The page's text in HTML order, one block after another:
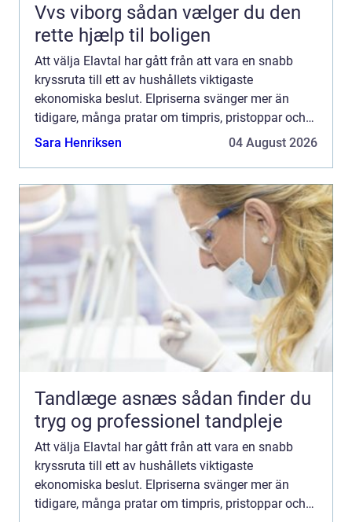
Vvs viborg sådan vælger du den
rette hjælp til boligen
Att välja Elavtal har gått från att vara en snabb
kryssruta till ett av hushållets viktigaste
ekonomiska beslut. Elpriserna svänger mer än
tidigare, många pratar om timpris, pristoppar och
elområden och samtidigt vill fler ta ansvar för
Sara Henriksen 04 August 2026
Tandlæge asnæs sådan finder du
tryg og professionel tandpleje
Att välja Elavtal har gått från att vara en snabb
kryssruta till ett av hushållets viktigaste
ekonomiska beslut. Elpriserna svänger mer än
tidigare, många pratar om timpris, pristoppar och